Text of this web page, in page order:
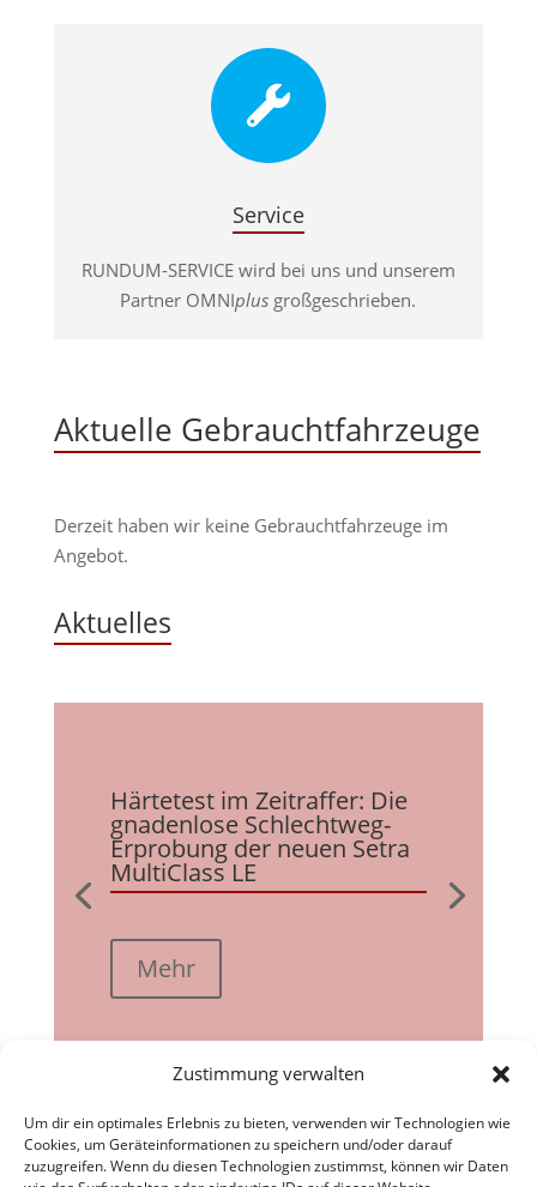
Zustimmung verwalten
Um dir ein optimales Erlebnis zu bieten, verwenden wir Technologien wie
Cookies, um Geräteinformationen zu speichern und/oder darauf
zuzugreifen. Wenn du diesen Technologien zustimmst, können wir Daten

Service
RUNDUM-SERVICE wird bei uns und unserem
Partner OMNIplus großgeschrieben.
Aktuelle Gebrauchtfahrzeuge
Derzeit haben wir keine Gebrauchtfahrzeuge im
Angebot.
Aktuelles
Härtetest im Zeitraffer: Die
gnadenlose Schlechtweg-
Erprobung der neuen Setra
MultiClass LE
Mehr